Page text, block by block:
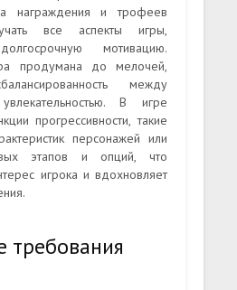
награждения и трофеев
все аспекты игры,
мотивацию.
продумана до мелочей,
между
В игре
прогрессивности, такие
персонажей или
этапов и опций, что
игрока и вдохновляет
требования